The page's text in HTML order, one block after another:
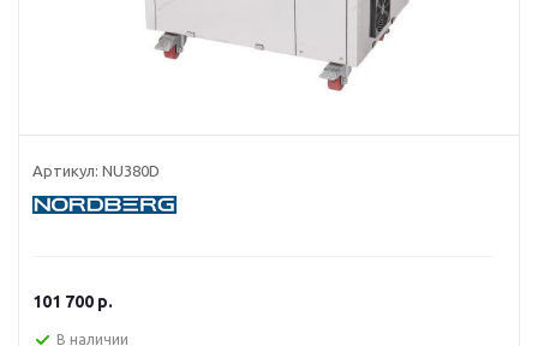
Артикул: NU380D
101 700 р.
В наличии